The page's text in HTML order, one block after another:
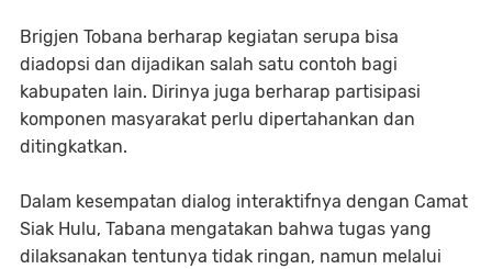
Brigjen Tobana berharap kegiatan serupa bisa
diadopsi dan dijadikan salah satu contoh bagi
kabupaten lain. Dirinya juga berharap partisipasi
komponen masyarakat perlu dipertahankan dan
ditingkatkan.
Dalam kesempatan dialog interaktifnya dengan Camat
Siak Hulu, Tabana mengatakan bahwa tugas yang
dilaksanakan tentunya tidak ringan, namun melalui